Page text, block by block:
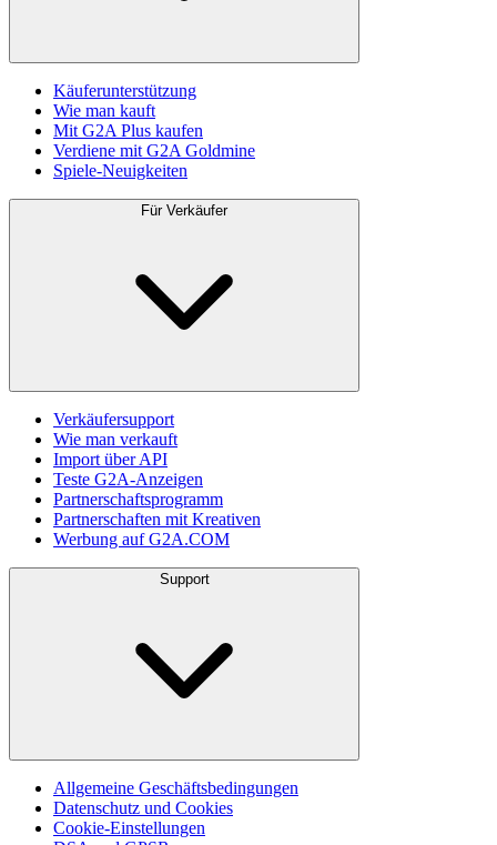
Käuferunterstützung
Wie man kauft
Mit G2A Plus kaufen
Verdiene mit G2A Goldmine
Spiele-Neuigkeiten
Für Verkäufer
Verkäufersupport
Wie man verkauft
Import über API
Teste G2A-Anzeigen
Partnerschaftsprogramm
Partnerschaften mit Kreativen
Werbung auf G2A.COM
Support
Allgemeine Geschäftsbedingungen
Datenschutz und Cookies
Cookie-Einstellungen